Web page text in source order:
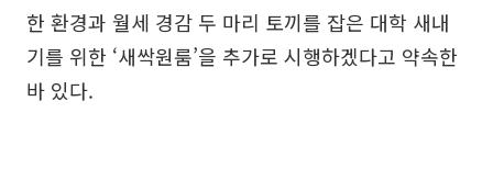
한 환경과 월세 경감 두 마리 토끼를 잡은 대학 새내
기를 위한 ‘새싹원룸’을 추가로 시행하겠다고 약속한
바 있다.